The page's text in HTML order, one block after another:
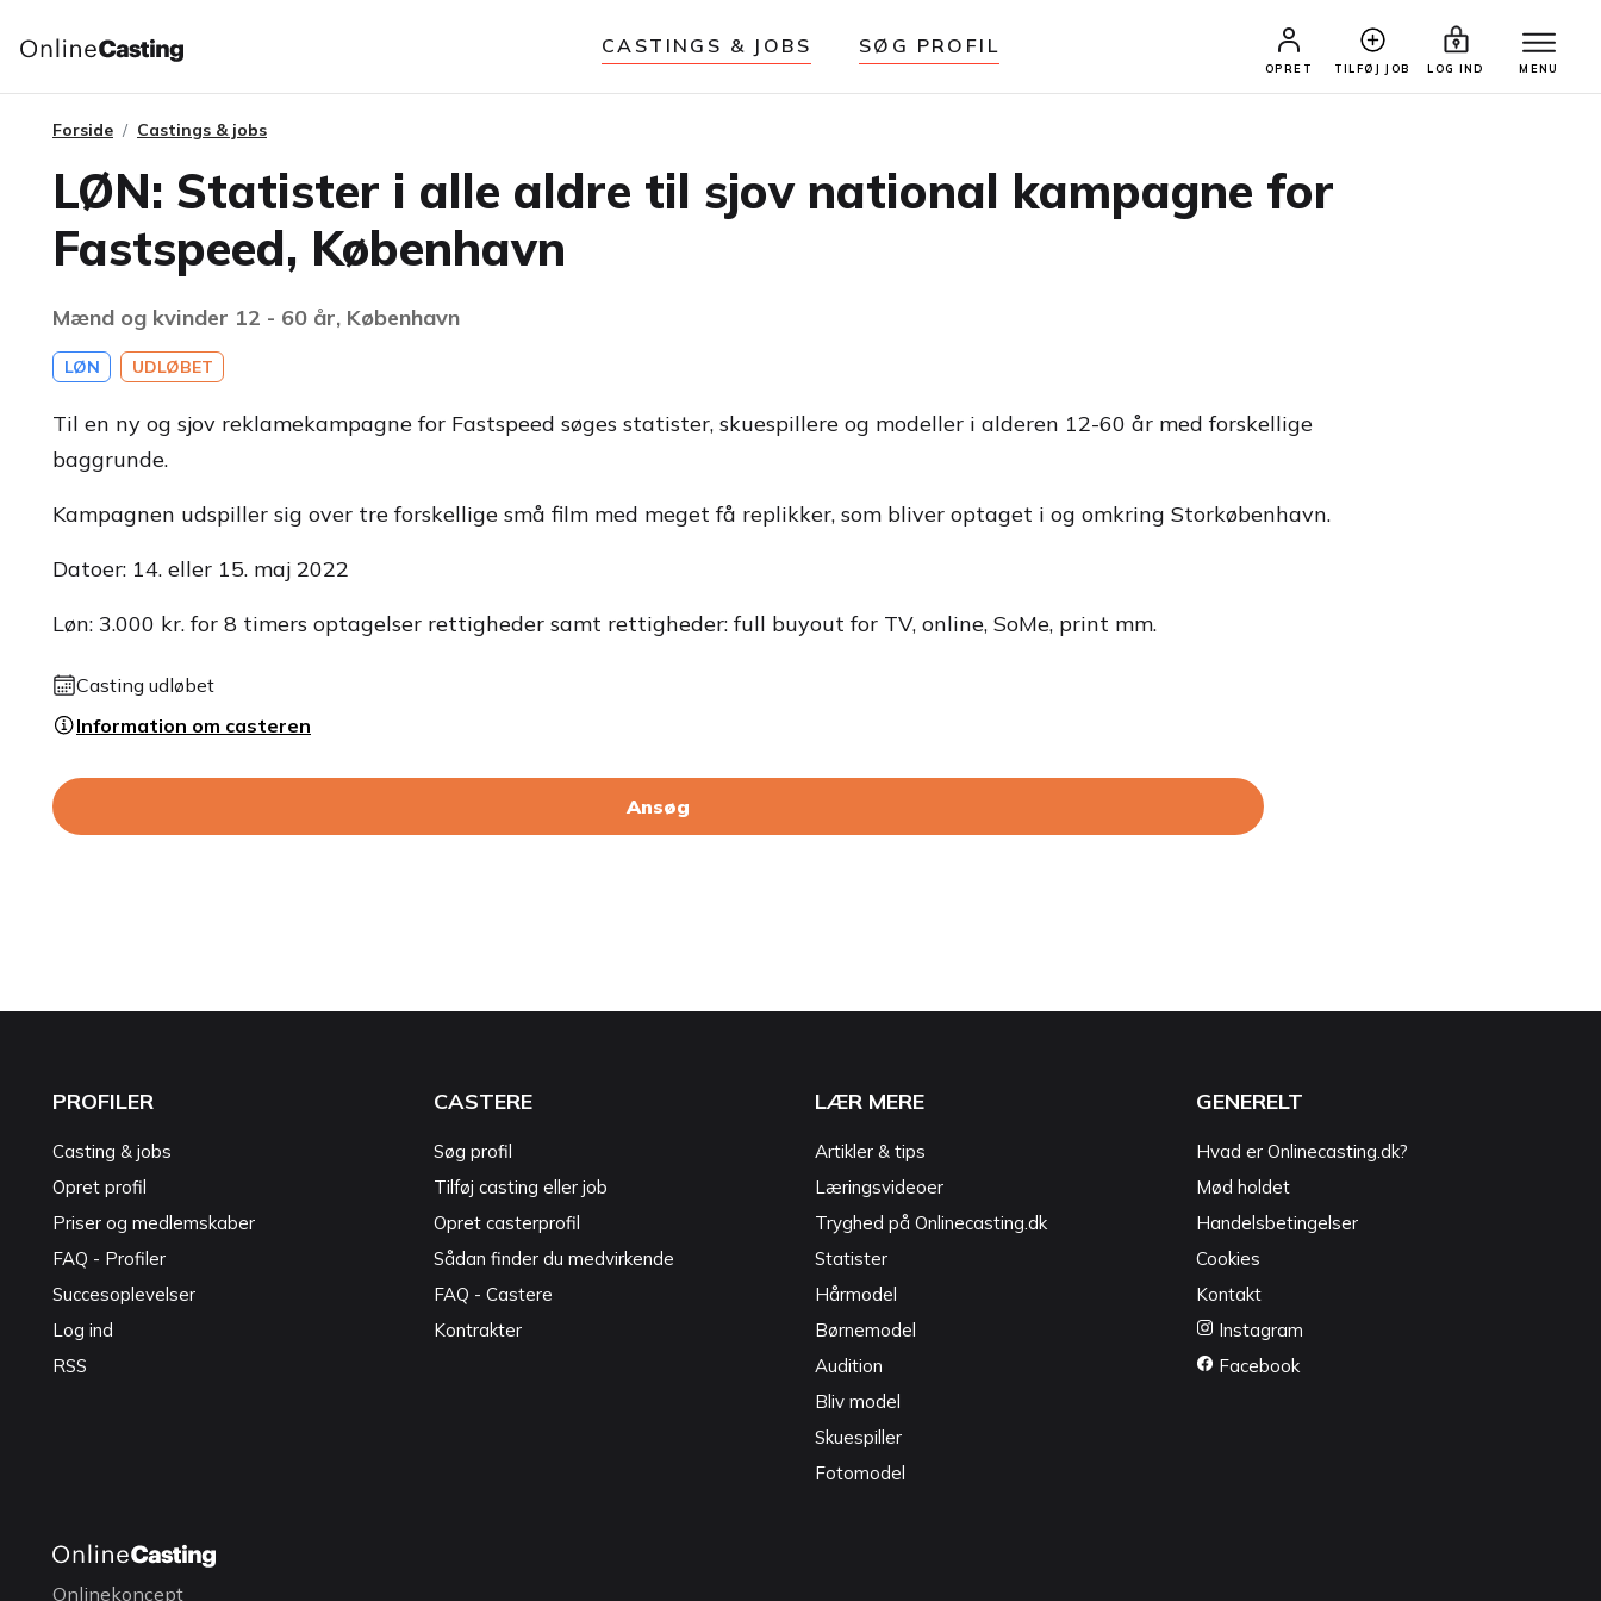
CASTINGS & JOBS SØG PROFIL
OPRET TILFØJ JOB LOG IND MENU
Forside Castings & jobs
LØN: Statister i alle aldre til sjov national kampagne for
Fastspeed, København
Mænd og kvinder 12 - 60 år, København
LØN UDLØBET
Til en ny og sjov reklamekampagne for Fastspeed søges statister, skuespillere og modeller i alderen 12-60 år med forskellige
baggrunde.
Kampagnen udspiller sig over tre forskellige små film med meget få replikker, som bliver optaget i og omkring Storkøbenhavn.
Datoer: 14. eller 15. maj 2022
Løn: 3.000 kr. for 8 timers optagelser rettigheder samt rettigheder: full buyout for TV, online, SoMe, print mm.
Casting udløbet
Information om casteren
Ansøg
PROFILER
Casting & jobs
Opret profil
Priser og medlemskaber
FAQ - Profiler
Succesoplevelser
Log ind
RSS
CASTERE
Søg profil
Tilføj casting eller job
Opret casterprofil
Sådan finder du medvirkende
FAQ - Castere
Kontrakter
LÆR MERE
Artikler & tips
Læringsvideoer
Tryghed på Onlinecasting.dk
Statister
Hårmodel
Børnemodel
Audition
Bliv model
Skuespiller
Fotomodel
GENERELT
Hvad er Onlinecasting.dk?
Mød holdet
Handelsbetingelser
Cookies
Kontakt
Instagram
Facebook
Onlinekoncept